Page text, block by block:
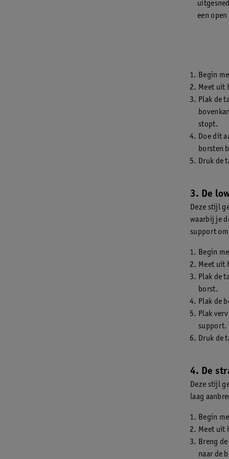
een
Begin
Meet uit
Plak de
stopt.
Doe dit
borsten
Druk de
3. De
Deze stijl
waarbij je
support
Begin
Meet uit
Plak de
borst.
Plak de
Plak
support.
Druk de
4. De
Deze stijl
laag
Begin
Meet uit
Breng
naar de